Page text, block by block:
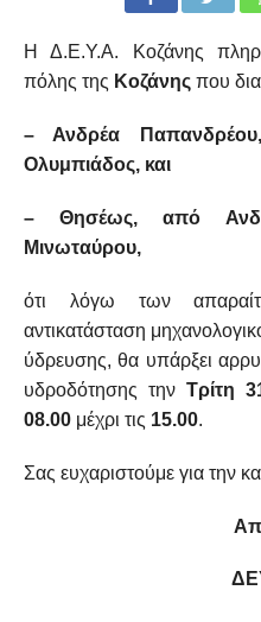
Η Δ.Ε.Υ.Α. Κοζάνης
πόλης της Κοζάνηςπου
– Ανδρέα
Ολυμπιάδος, και
– Θησέως, από
Μινωταύρου,
ότι λόγω των
αντικατάσταση
ύδρευσης, θα υπάρξει
υδροδότησης την Τρίτη
08.00μέχρι τις 15.00.
Σας ευχαριστούμε για την